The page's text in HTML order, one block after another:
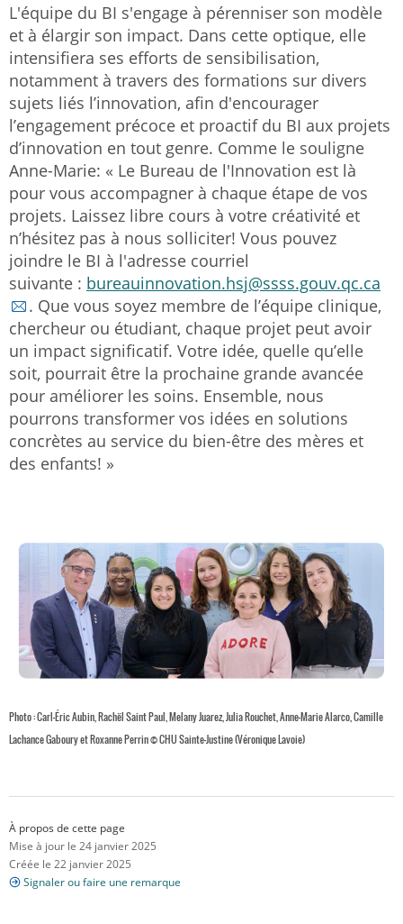
L'équipe du BI s'engage à pérenniser son modèle
et à élargir son impact. Dans cette optique, elle
intensifiera ses efforts de sensibilisation,
notamment à travers des formations sur divers
sujets liés l’innovation, afin d'encourager
l’engagement précoce et proactif du BI aux projets
d’innovation en tout genre. Comme le souligne
Anne-Marie: « Le Bureau de l'Innovation est là
pour vous accompagner à chaque étape de vos
projets. Laissez libre cours à votre créativité et
n’hésitez pas à nous solliciter! Vous pouvez
joindre le BI à l'adresse courriel
suivante : bureauinnovation.hsj@ssss.gouv.qc.ca
. Que vous soyez membre de l’équipe clinique,
chercheur ou étudiant, chaque projet peut avoir
un impact significatif. Votre idée, quelle qu’elle
soit, pourrait être la prochaine grande avancée
pour améliorer les soins. Ensemble, nous
pourrons transformer vos idées en solutions
concrètes au service du bien-être des mères et
des enfants! »
Photo : Carl-Éric Aubin, Rachël Saint Paul, Melany Juarez, Julia Rouchet, Anne-Marie Alarco, Camille
Lachance Gaboury et Roxanne Perrin © CHU Sainte-Justine (Véronique Lavoie)
À propos de cette page
Mise à jour le 24 janvier 2025
Créée le 22 janvier 2025
Signaler ou faire une remarque